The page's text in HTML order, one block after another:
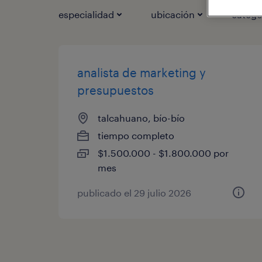
especialidad ubicación
analista de marketing y
presupuestos
talcahuano, bío-bío
tiempo completo
$1.500.000 - $1.800.000 por
mes
publicado el 29 julio 2026